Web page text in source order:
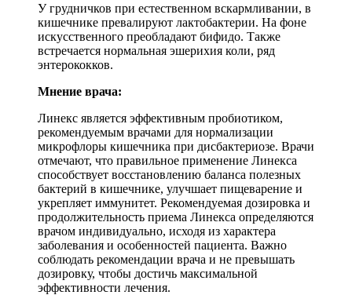
У грудничков при естественном вскармливании, в
кишечнике превалируют лактобактерии. На фоне
искусственного преобладают бифидо. Также
встречается нормальная эшерихия коли, ряд
энтерококков.
Мнение врача:
Линекс является эффективным пробиотиком,
рекомендуемым врачами для нормализации
микрофлоры кишечника при дисбактериозе. Врачи
отмечают, что правильное применение Линекса
способствует восстановлению баланса полезных
бактерий в кишечнике, улучшает пищеварение и
укрепляет иммунитет. Рекомендуемая дозировка и
продолжительность приема Линекса определяются
врачом индивидуально, исходя из характера
заболевания и особенностей пациента. Важно
соблюдать рекомендации врача и не превышать
дозировку, чтобы достичь максимальной
эффективности лечения.